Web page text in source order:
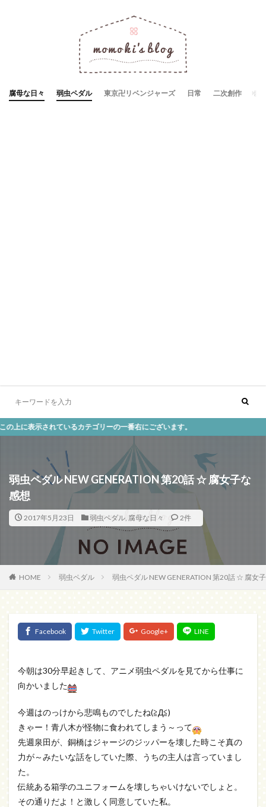
腐母な日々 弱虫ペダル 東京卍リベンジャーズ 日常 二次創作 お
されているカテゴリーの一番右にございます。
弱虫ペダル NEW GENERATION 第20話 ☆ 腐女子な
感想
2017年5月23日 弱虫ペダル, 腐母な日々 2件
HOME 弱虫ペダル 弱虫ペダル NEW GENERATION 第20話 ☆ 腐女
今朝は30分早起きして、アニメ弱虫ペダルを見てから仕事に
向かいました
今週はのっけから悲鳴ものでしたね(≧Д≦)
きゃー！青八木が怪物に食われてしまう～って
先週泉田が、銅橋はジャージのジッパーを壊した時こそ真の
力が～みたいな話をしていた際、うちの主人は言っていまし
た。
伝統ある箱学のユニフォームを壊しちゃいけないでしょと。
その通りだよ！と激しく同意していた私。